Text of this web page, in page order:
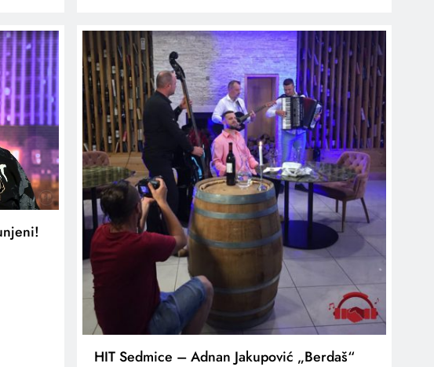
HIT Sedmice – Adnan Jakupović „Berdaš“